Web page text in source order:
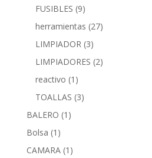
FUSIBLES (9)
herramientas (27)
LIMPIADOR (3)
LIMPIADORES (2)
reactivo (1)
TOALLAS (3)
BALERO (1)
Bolsa (1)
CAMARA (1)